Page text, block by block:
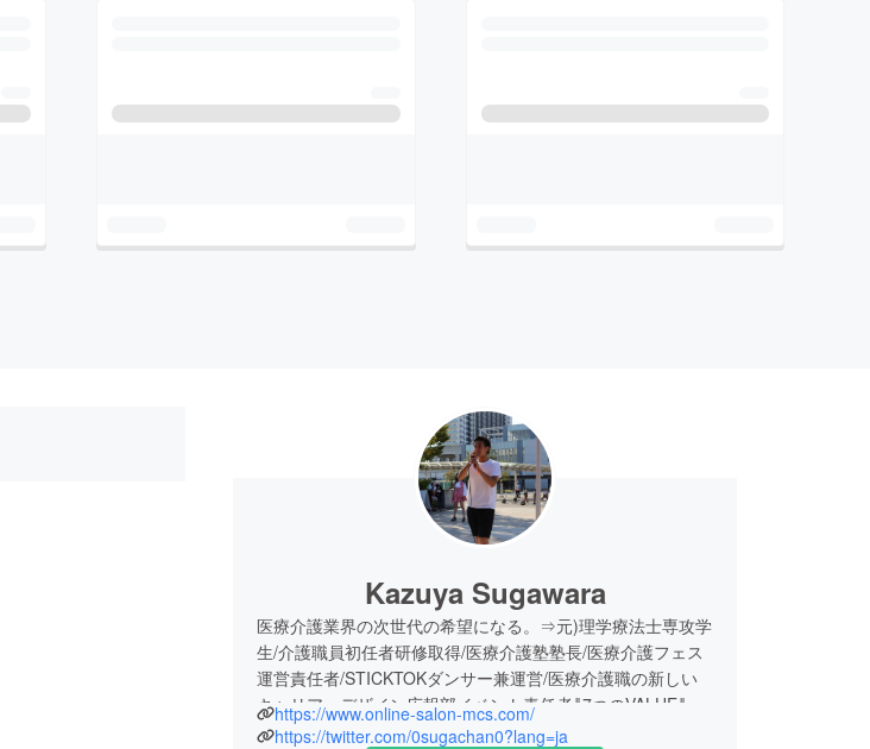
Kazuya Sugawara
医療介護業界の次世代の希望になる。⇒元)理学療法士専攻学
生/介護職員初任者研修取得/医療介護塾塾長/医療介護フェス
運営責任者/STICKTOKダンサー兼運営/医療介護職の新しい
キャリア・デザイン広報部イベント責任者‖7つのVALUE‖
https://www.online-salon-mcs.com/
https://twitter.com/0sugachan0?lang=ja